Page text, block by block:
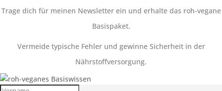
Trage dich für meinen Newsletter ein und erhalte das roh-vegane
Basispaket.
Vermeide typische Fehler und gewinne Sicherheit in der
Nährstoffversorgung.